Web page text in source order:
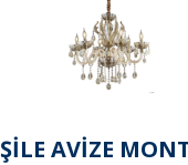
ŞİLE AVİZE